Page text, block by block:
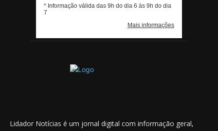
Lidador Notícias é um jornal digital com informação geral,